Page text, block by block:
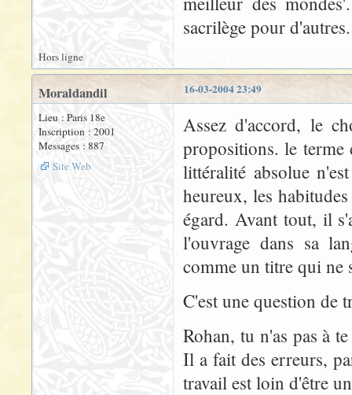
sacrilège pour
Hors ligne
16-03-2004 23:49
Moraldandil
Lieu : Paris 18e
Inscription : 2001
Messages : 887
Site Web
Assez d'accord, le
propositions. le
littéralité absolue
heureux, les
égard. Avant tout, il
l'ouvrage dans sa
comme un titre qui ne
C'est une question de
Rohan, tu n'as pas à
Il a fait des erreurs,
travail est loin d'être